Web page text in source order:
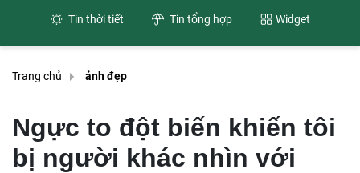
Tin thời tiết Tin tổng hợp Widget
Trang chủ ảnh đẹp
Ngực to đột biến khiến tôi
bị người khác nhìn với